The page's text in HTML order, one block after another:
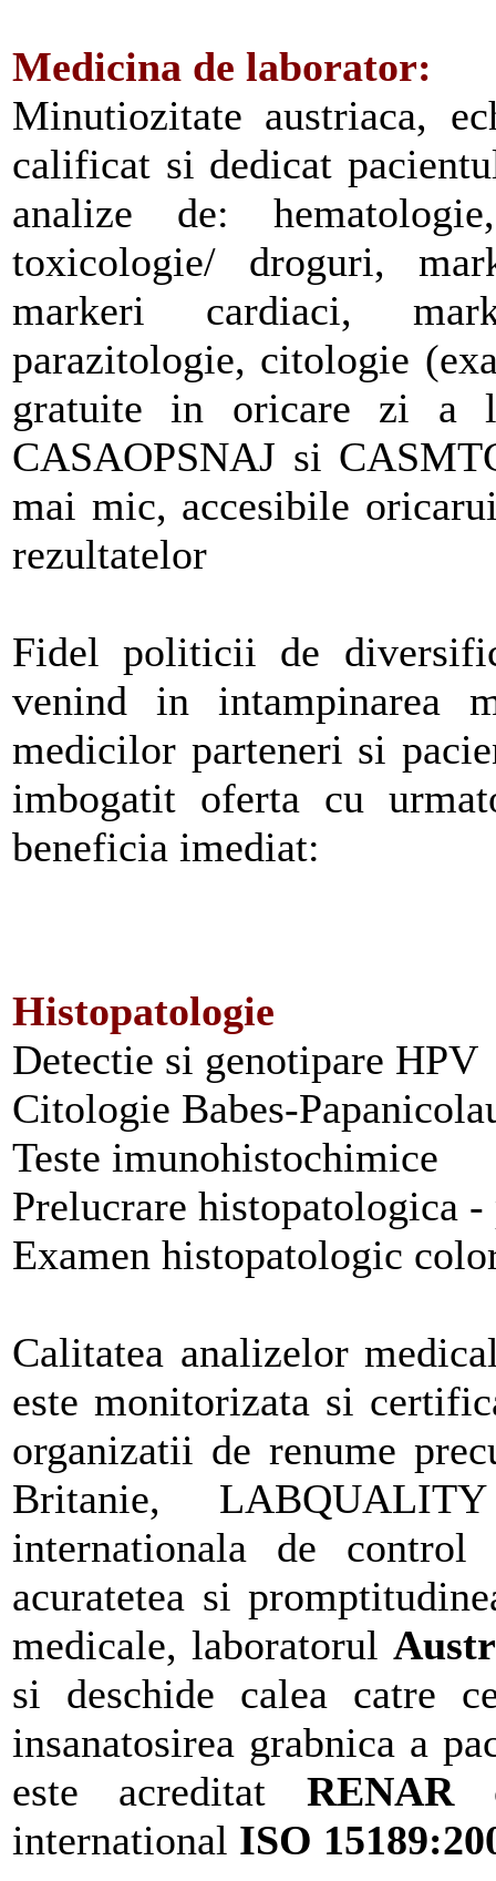
Medicina de laborator:
Minutiozitate austriaca,
calificat si dedicat
analize de:
toxicologie/ droguri,
markeri cardiaci,
parazitologie, citologie
gratuite in oricare zi a
CASAOPSNAJ si
mai mic, accesibile
rezultatelor
Fidel politicii de
venind in intampinarea
medicilor parteneri si
imbogatit oferta cu
beneficia imediat:
Histopatologie
Detectie si genotipare HPV
Citologie Babes-
Teste imunohistochimice
Prelucrare histopatologica -
Examen histopatologic
Calitatea analizelor
este monitorizata si
organizatii de renume
Britanie,
internationala de
acuratetea si
medicale, laboratorul
si deschide calea catre
insanatosirea grabnica a
este acreditat RENAR
international ISO